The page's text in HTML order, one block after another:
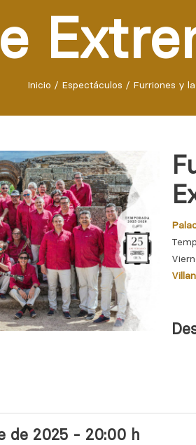
Inicio / Espectáculos / Furriones y
de 2025 - 20:00 h